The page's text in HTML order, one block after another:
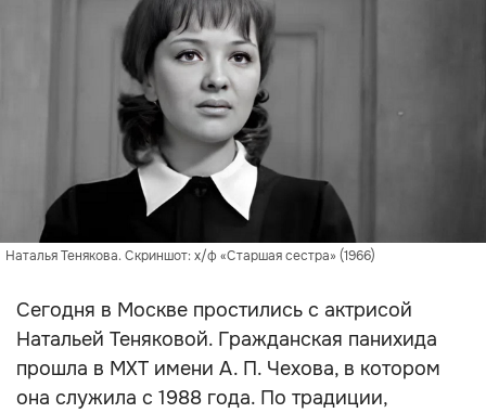
Наталья Тенякова. Скриншот: х/ф «Старшая сестра» (1966)
Сегодня в Москве простились с актрисой
Натальей Теняковой. Гражданская панихида
прошла в МХТ имени А. П. Чехова, в котором
она служила с 1988 года. По традиции,